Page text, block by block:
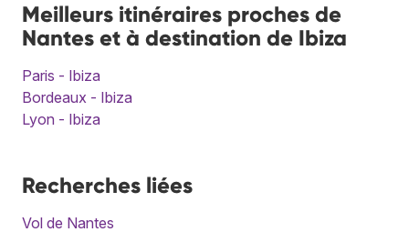
Meilleurs itinéraires proches de
Nantes et à destination de Ibiza
Paris - Ibiza
Bordeaux - Ibiza
Lyon - Ibiza
Recherches liées
Vol de Nantes